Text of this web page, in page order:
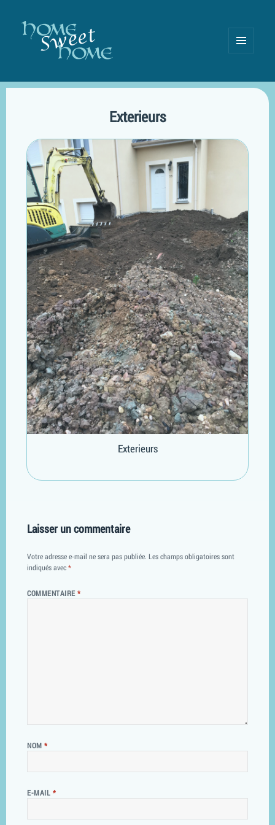
Exterieurs
Exterieurs
Laisser un commentaire
Votre adresse e-mail ne sera pas publiée. Les champs obligatoires sont
indiqués avec*
COMMENTAIRE*
NOM*
E-MAIL *